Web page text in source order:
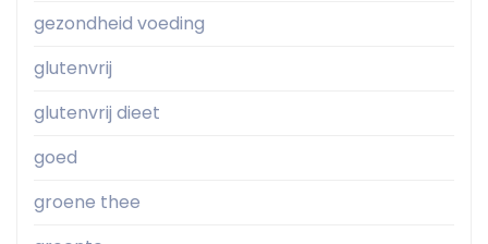
gezondheid voeding
glutenvrij
glutenvrij dieet
goed
groene thee